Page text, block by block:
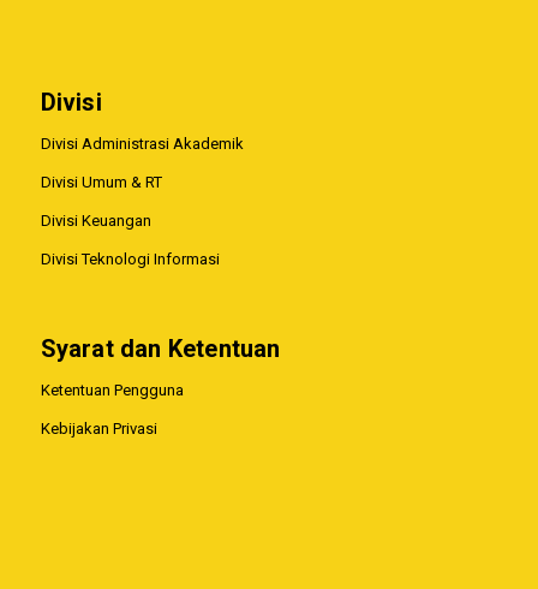
Divisi
Divisi Administrasi Akademik
Divisi Umum & RT
Divisi Keuangan
Divisi Teknologi Informasi
Syarat dan Ketentuan
Ketentuan Pengguna
Kebijakan Privasi